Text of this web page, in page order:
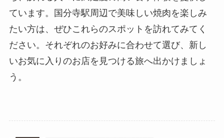
ています。国分寺駅周辺で美味しい焼肉を楽しみ
たい方は、ぜひこれらのスポットを訪れてみてく
ださい。それぞれのお好みに合わせて選び、新し
いお気に入りのお店を見つける旅へ出かけましょ
う。